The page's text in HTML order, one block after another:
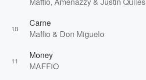
10
Carne
Maffio & Don Miguelo
11
Money
MAFFiO